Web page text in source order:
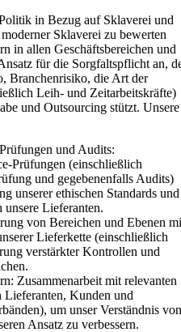
in Bezug auf Sklaverei und
Sklaverei zu bewerten
in allen Geschäftsbereichen und
für die Sorgfaltspflicht an,
Branchenrisiko, die Art der
Leih- und Zeitarbeitskräfte)
und Outsourcing stützt. Unsere
und Audits:
Prüfungen (einschließlich
und gegebenenfalls Audits)
unserer ethischen Standards und
unsere Lieferanten.
von Bereichen und Ebenen
Lieferkette (einschließlich
verstärkter Kontrollen und
Zusammenarbeit mit relevanten
Lieferanten, Kunden und
um unser Verständnis von
Ansatz zu verbessern.